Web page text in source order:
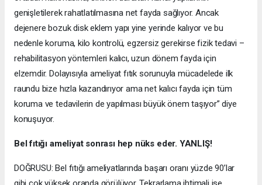
genişletilerek rahatlatılmasına net fayda sağlıyor. Ancak
dejenere bozuk disk eklem yapı yine yerinde kalıyor ve bu
nedenle koruma, kilo kontrolü, egzersiz gerekirse fizik tedavi –
rehabilitasyon yöntemleri kalıcı, uzun dönem fayda için
elzemdir. Dolayısıyla ameliyat fıtık sorunuyla mücadelede ilk
raundu bize hızla kazandırıyor ama net kalıcı fayda için tüm
koruma ve tedavilerin de yapılması büyük önem taşıyor” diye
konuşuyor.
Bel fıtığı ameliyat sonrası hep nüks eder. YANLIŞ!
DOĞRUSU: Bel fıtığı ameliyatlarında başarı oranı yüzde 90’lar